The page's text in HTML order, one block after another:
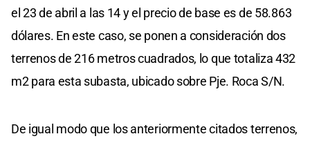
el 23 de abril a las 14 y el precio de base es de 58.863
dólares. En este caso, se ponen a consideración dos
terrenos de 216 metros cuadrados, lo que totaliza 432
m2 para esta subasta, ubicado sobre Pje. Roca S/N.
De igual modo que los anteriormente citados terrenos,